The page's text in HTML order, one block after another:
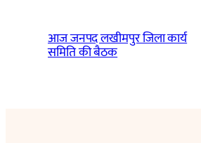
आज जनपद लखीमपुर जिला कार्य
समिति की बैठक